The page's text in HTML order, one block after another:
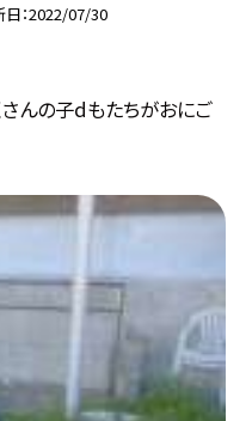
日 2022/07/30
さんの子dもたちがおにご